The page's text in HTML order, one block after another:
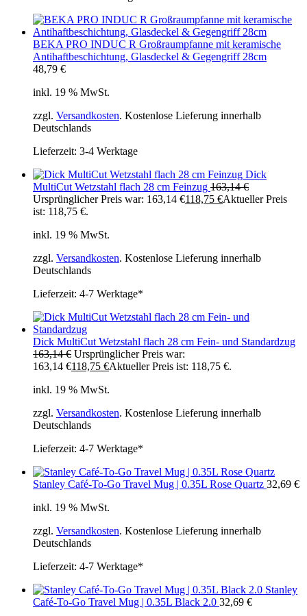
BEKA PRO INDUC R Großraumpfanne mit keramische
Antihaftbeschichtung, Glasdeckel & Gegengriff 28cm
48,79 €
inkl. 19 % MwSt.
zzgl. Versandkosten. Kostenlose Lieferung innerhalb
Deutschlands
Lieferzeit: 3-4 Werktage
Dick
MultiCut Wetzstahl flach 28 cm Feinzug 163,14€
Ursprünglicher Preis war: 163,14 €118,75 €Aktueller Preis
ist: 118,75 €.
inkl. 19 % MwSt.
zzgl. Versandkosten. Kostenlose Lieferung innerhalb
Deutschlands
Lieferzeit: 4-7 Werktage*
Dick MultiCut Wetzstahl flach 28 cm Fein- und Standardzug
163,14€ Ursprünglicher Preis war:
163,14 €118,75 €Aktueller Preis ist: 118,75 €.
inkl. 19 % MwSt.
zzgl. Versandkosten. Kostenlose Lieferung innerhalb
Deutschlands
Lieferzeit: 4-7 Werktage*
Stanley Café-To-Go Travel Mug | 0.35L Rose Quartz 32,69 €
inkl. 19 % MwSt.
zzgl. Versandkosten. Kostenlose Lieferung innerhalb
Deutschlands
Lieferzeit: 4-7 Werktage*
Stanley
Café-To-Go Travel Mug | 0.35L Black 2.0 32,69 €